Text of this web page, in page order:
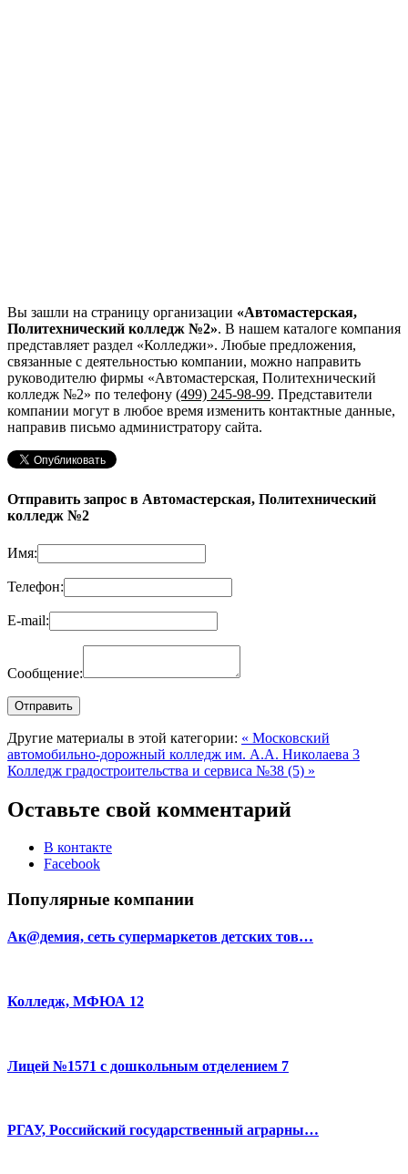
Вы зашли на страницу организации «Автомастерская,
Политехнический колледж №2». В нашем каталоге компания
представляет раздел «Колледжи». Любые предложения,
связанные с деятельностью компании, можно направить
руководителю фирмы «Автомастерская, Политехнический
колледж №2» по телефону (499) 245-98-99. Представители
компании могут в любое время изменить контактные данные,
направив письмо администратору сайта.
Отправить запрос в Автомастерская, Политехнический
колледж №2
Имя:
Телефон:
E-mail:
Сообщение:
Другие материалы в этой категории: « Московский
автомобильно-дорожный колледж им. А.А. Николаева 3
Колледж градостроительства и сервиса №38 (5) »
Оставьте свой комментарий
В контакте
Facebook
Популярные компании
Ак@демия, сеть супермаркетов детских тов…
Колледж, МФЮА 12
Лицей №1571 с дошкольным отделением 7
РГАУ, Российский государственный аграрны…